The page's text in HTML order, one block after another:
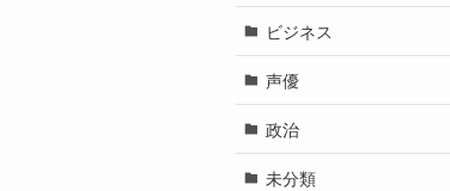
ビジネス
声優
政治
未分類